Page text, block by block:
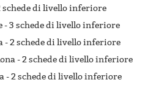
schede di livello inferiore
-3 schede di livello inferiore
-2 schede di livello inferiore
-2 schede di livello inferiore
-2 schede di livello inferiore